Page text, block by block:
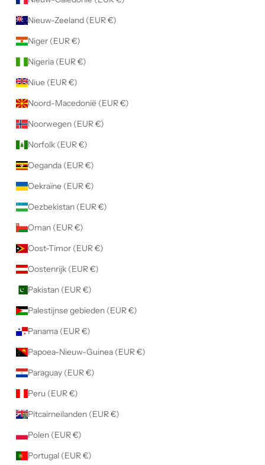
Nieuw-Zeeland (EUR €)
Niger (EUR €)
Nigeria (EUR €)
Niue (EUR €)
Noord-Macedonië (EUR €)
Noorwegen (EUR €)
Norfolk (EUR €)
Oeganda (EUR €)
Oekraïne (EUR €)
Oezbekistan (EUR €)
Oman (EUR €)
Oost-Timor (EUR €)
Oostenrijk (EUR €)
Pakistan (EUR €)
Palestijnse gebieden (EUR €)
Panama (EUR €)
Papoea-Nieuw-Guinea (EUR €)
Paraguay (EUR €)
Peru (EUR €)
Pitcairneilanden (EUR €)
Polen (EUR €)
Portugal (EUR €)